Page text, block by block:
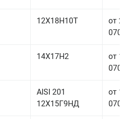
12Х18Н10Т
от
14Х17Н2
от
AISI 201
12Х15Г9НД
от